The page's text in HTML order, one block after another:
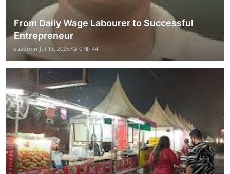
From Daily Wage Labourer to Successful
Entrepreneur
suadmin Jul 13, 2026 0 44